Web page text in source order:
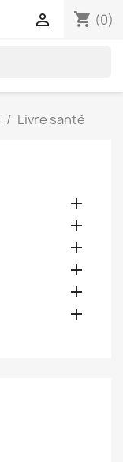
shopping_cart (0)

Livre santé





